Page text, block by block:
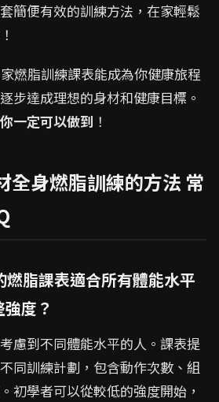
簡便有效的訓練方法，在家輕鬆
燃脂訓練課表能成為你健康旅程
步達成理想的身材和健康目標。
一定可以做到 ！
全身燃脂訓練的方法 常
脂課表適合所有體能水平
度？
慮到不同體能水平的人。課表提
同訓練計劃，包含動作次數、組
初學者可以從較低的強度開始，